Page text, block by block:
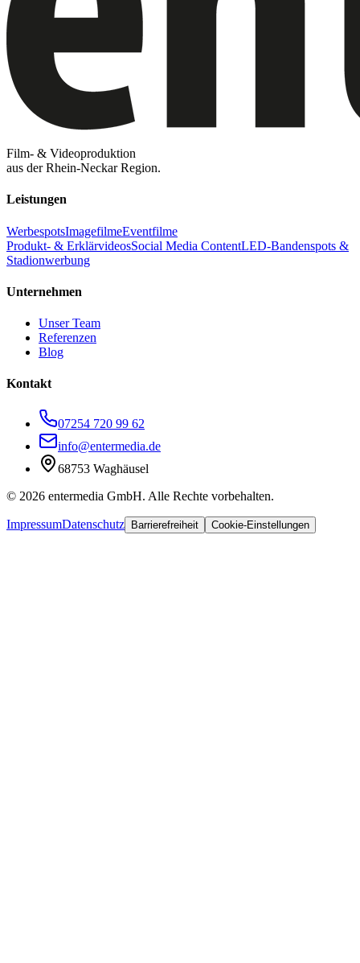
Film- & Videoproduktion
aus der Rhein-Neckar Region.
Leistungen
WerbespotsImagefilmeEventfilme
Produkt- & ErklärvideosSocial Media ContentLED-Bandenspots &
Stadionwerbung
Unternehmen
Unser Team
Referenzen
Blog
Kontakt
07254 720 99 62
info@entermedia.de
68753 Waghäusel
© 2026 entermedia GmbH. Alle Rechte vorbehalten.
ImpressumDatenschutz Barrierefreiheit Cookie-Einstellungen